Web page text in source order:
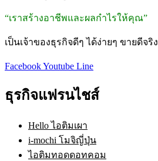
“เราสร้างอาชีพและผลกำไรให้คุณ”
เป็นเจ้าของธุรกิจดีๆ ได้ง่ายๆ ขายดีจริง
FacebookYoutube Line
ธุรกิจแฟรนไชส์
Hello ไอติมเผา
i-mochi โมจิญี่ปุ่น
ไอติมทอดดอทคอม